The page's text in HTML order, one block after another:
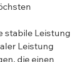
stabile Leistung
Leistung
die einen